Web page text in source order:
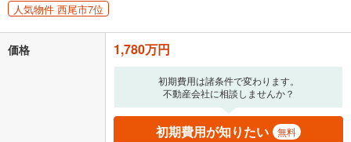
「金利」については、ご利用を予定されている金融機関等にご確認の
上、ご自身での入力をお願いいたします。初期設定で自動入力されてい
る値は、実際の金融機関等における貸出金利とは何ら関係がなく、実際
の金融機関等における貸出金利を何ら保証するものではありません。返
済方法「元利均等返済」にて算出しております。入力された金利を35年
適用した場合の計算結果を表示しています。
その他月額費用や、初期費用がかかります。ご注意ください。実際にお
借り入れの際は各金融機関等に、必ずご自身でご確認をお願いいたしま
人気物件 西尾市7位
価格 1,780万円
初期費用は諸条件で変わります。
不動産会社に相談しませんか？
初期費用が知りたい 無料